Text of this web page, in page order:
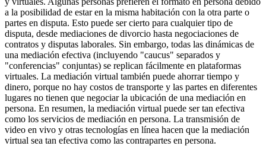
a la posibilidad de estar en la misma habitación con la otra parte o
partes en disputa. Esto puede ser cierto para cualquier tipo de
disputa, desde mediaciones de divorcio hasta negociaciones de
contratos y disputas laborales. Sin embargo, todas las dinámicas de
una mediación efectiva (incluyendo "caucus" separados y
"conferencias" conjuntas) se replican fácilmente en plataformas
virtuales. La mediación virtual también puede ahorrar tiempo y
dinero, porque no hay costos de transporte y las partes en diferentes
lugares no tienen que negociar la ubicación de una mediación en
persona. En resumen, la mediación virtual puede ser tan efectiva
como los servicios de mediación en persona. La transmisión de
video en vivo y otras tecnologías en línea hacen que la mediación
virtual sea tan efectiva como las contrapartes en persona.